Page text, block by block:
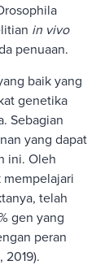
in vivo
penuaan.
baik yang
genetika
Sebagian
yang dapat
ini. Oleh
telah
gen yang
peran
2019).